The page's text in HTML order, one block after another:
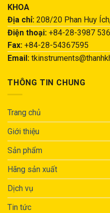
KHOA
Địa chỉ: 208/20 Phan Huy
Điện thoại: +84-28-3987
Fax: +84-28-54367595
Email:
THÔNG TIN CHUNG
Trang chủ
Giới thiệu
Sản phẩm
Hãng sản xuất
Dịch vụ
Tin tức